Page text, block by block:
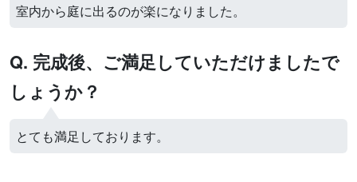
室内から庭に出るのが楽になりました。
Q. 完成後、ご満足していただけましたで
しょうか？
とても満足しております。